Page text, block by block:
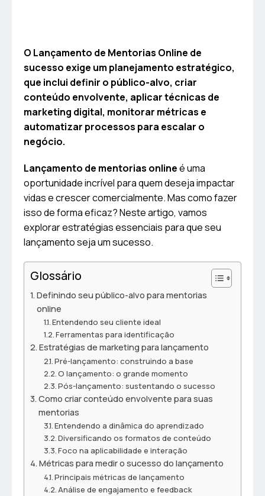
O Lançamento de Mentorias Online de
sucesso exige um planejamento estratégico,
que inclui definir o público-alvo, criar
conteúdo envolvente, aplicar técnicas de
marketing digital, monitorar métricas e
automatizar processos para escalar o
negócio.
Lançamento de mentorias onlineé uma
oportunidade incrível para quem deseja impactar
vidas e crescer comercialmente. Mas como fazer
isso de forma eficaz? Neste artigo, vamos
explorar estratégias essenciais para que seu
lançamento seja um sucesso.
Glossário
Definindo seu público-alvo para mentorias
online
Entendendo seu cliente ideal
Ferramentas para identificação
Estratégias de marketing para lançamento
Pré-lançamento: construindo a base
O lançamento: o grande momento
Pós-lançamento: sustentando o sucesso
Como criar conteúdo envolvente para suas
mentorias
Entendendo a dinâmica do aprendizado
Diversificando os formatos de conteúdo
Foco na aplicabilidade e interação
Métricas para medir o sucesso do lançamento
Principais métricas de lançamento
Análise de engajamento e feedback